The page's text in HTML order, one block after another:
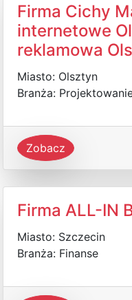
Firma Cichy
internetowe
reklamowa
Miasto: Olsztyn
Branża:
Zobacz
Firma ALL-IN
Miasto: Szczecin
Branża: Finanse